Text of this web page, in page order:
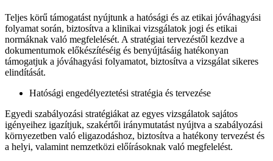
Teljes körű támogatást nyújtunk a hatósági és az etikai jóváhagyási
folyamat során, biztosítva a klinikai vizsgálatok jogi és etikai
normáknak való megfelelését. A stratégiai tervezéstől kezdve a
dokumentumok előkészítéséig és benyújtásáig hatékonyan
támogatjuk a jóváhagyási folyamatot, biztosítva a vizsgálat sikeres
elindítását.
Hatósági engedélyeztetési stratégia és tervezése
Egyedi szabályozási stratégiákat az egyes vizsgálatok sajátos
igényeihez igazítjuk, szakértői iránymutatást nyújtva a szabályozási
környezetben való eligazodáshoz, biztosítva a hatékony tervezést és
a helyi, valamint nemzetközi előírásoknak való megfelelést.